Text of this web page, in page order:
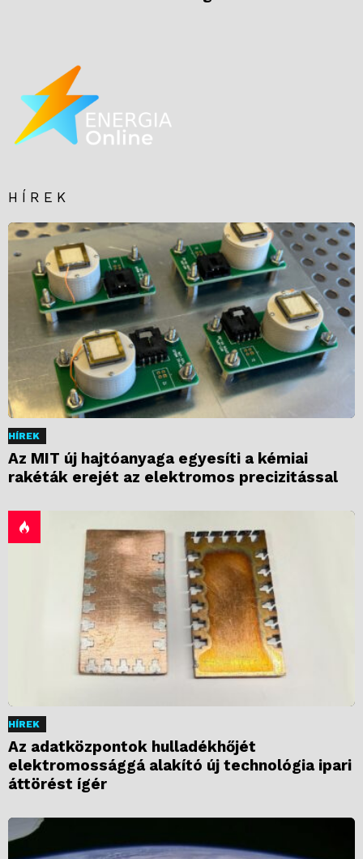
HÍREK
HÍREK
Az MIT új hajtóanyaga egyesíti a kémiai
rakéták erejét az elektromos precizitással
HÍREK
Az adatközpontok hulladékhőjét
elektromossággá alakító új technológia ipari
áttörést ígér